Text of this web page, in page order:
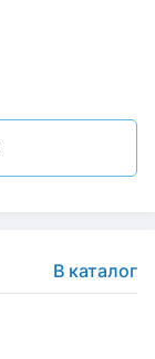
В каталог